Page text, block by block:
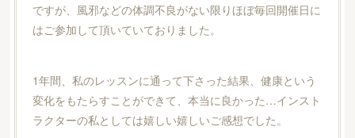
ですが、風邪などの体調不良がない限りほぼ毎回開催日に
はご参加して頂いていておりました。
1年間、私のレッスンに通って下さった結果、健康という
変化をもたらすことができて、本当に良かった…インスト
ラクターの私としては嬉しい嬉しいご感想でした。